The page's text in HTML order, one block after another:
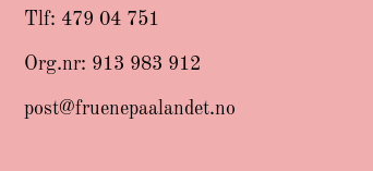
Tlf: 479 04 751
Org.nr: 913 983 912
post@fruenepaalandet.no